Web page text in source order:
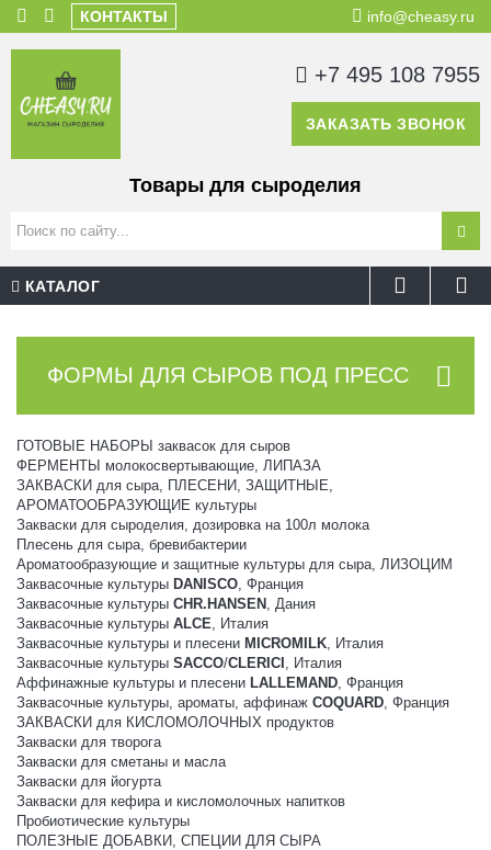
КОНТАКТЫ info@cheasy.ru
+7 495 108 7955
ЗАКАЗАТЬ ЗВОНОК
Товары для сыроделия
КАТАЛОГ
ФОРМЫ ДЛЯ СЫРОВ ПОД ПРЕСС
ГОТОВЫЕ НАБОРЫ заквасок для сыров
ФЕРМЕНТЫ молокосвертывающие, ЛИПАЗА
ЗАКВАСКИ для сыра, ПЛЕСЕНИ, ЗАЩИТНЫЕ,
АРОМАТООБРАЗУЮЩИЕ культуры
Закваски для сыроделия, дозировка на 100л молока
Плесень для сыра, бревибактерии
Ароматообразующие и защитные культуры для сыра, ЛИЗОЦИМ
Заквасочные культуры DANISCO, Франция
Заквасочные культуры CHR.HANSEN , Дания
Заквасочные культуры ALCE, Италия
Заквасочные культуры и плесени MICROMILK, Италия
Заквасочные культуры SACCO/CLERICI , Италия
Аффинажные культуры и плесени LALLEMAND, Франция
Заквасочные культуры, ароматы, аффинаж COQUARD, Франция
ЗАКВАСКИ для КИСЛОМОЛОЧНЫХ продуктов
Закваски для творога
Закваски для сметаны и масла
Закваски для йогурта
Закваски для кефира и кисломолочных напитков
Пробиотические культуры
ПОЛЕЗНЫЕ ДОБАВКИ, СПЕЦИИ ДЛЯ СЫРА